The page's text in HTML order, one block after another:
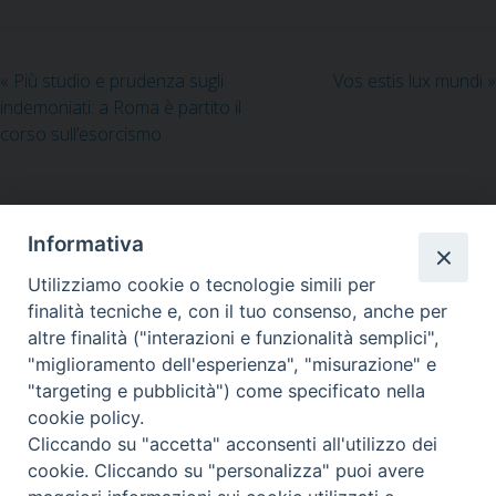
I
p
a
« Più studio e prudenza sugli
indemoniati: a Roma è partito il
corso sull’esorcismo
Vos estis lux mundi »
LA SEDE NAZIONALE DEL
GRIS è in Via del Monte 5 -
40126 Bologna, Italia
Tel: +39 051 260011
Cel: +39 3443421174 (dal lun al ven ore 9-13)
Fax: +39 051 224618
Email:info@gris.org
PEC:gris@pec.chiesacattolica.it
Informativa
Utilizziamo cookie o tecnologie simili per
finalità tecniche e, con il tuo consenso, anche per
altre finalità ("interazioni e funzionalità semplici",
"miglioramento dell'esperienza", "misurazione" e
"targeting e pubblicità") come specificato nella
cookie policy.
Cliccando su "accetta" acconsenti all'utilizzo dei
cookie. Cliccando su "personalizza" puoi avere